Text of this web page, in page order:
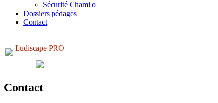
Sécurité Chamilo
Dossiers pédagos
Contact
Ludiscape PRO
Contact